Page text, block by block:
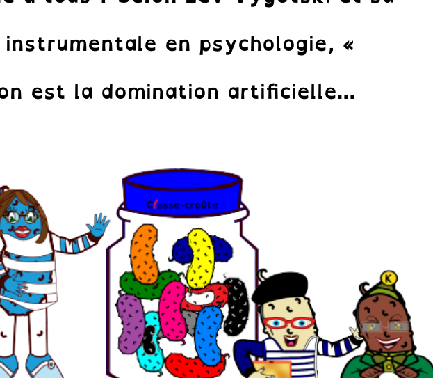
en psychologie, «
est la domination artificielle...